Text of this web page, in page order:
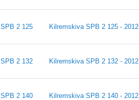
SPB 2 125 Kilremskiva SPB 2 125 - 2012
SPB 2 132 Kilremskiva SPB 2 132 - 2012
SPB 2 140 Kilremskiva SPB 2 140 - 2012